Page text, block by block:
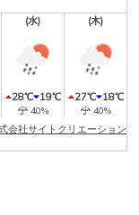
(水)
28℃ 19℃
40%
(木)
27℃ 18℃
40%
会社サイトクリエーション